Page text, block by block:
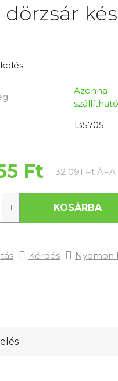
Azonnal
szállítható
135705
Ft 32 091 Ft
KOSÁRBA
Kérdés Nyomon